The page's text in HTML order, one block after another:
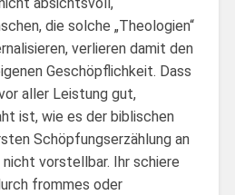
die solche „Theologien“
verlieren damit den
Geschöpflichkeit. Dass
aller Leistung gut,
ist, wie es der biblischen
Schöpfungserzählung an
vorstellbar. Ihr schiere
frommes oder